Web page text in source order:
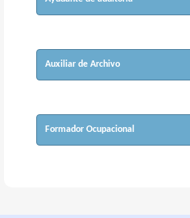
Auxiliar de Archivo
Formador Ocupacional